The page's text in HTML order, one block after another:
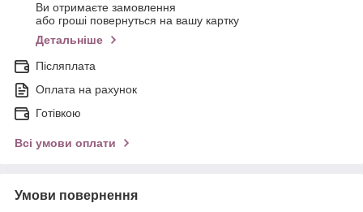
Ви отримаєте замовлення
або гроші повернуться на вашу картку
Детальніше
Післяплата
Оплата на рахунок
Готівкою
Всі умови оплати
Умови повернення